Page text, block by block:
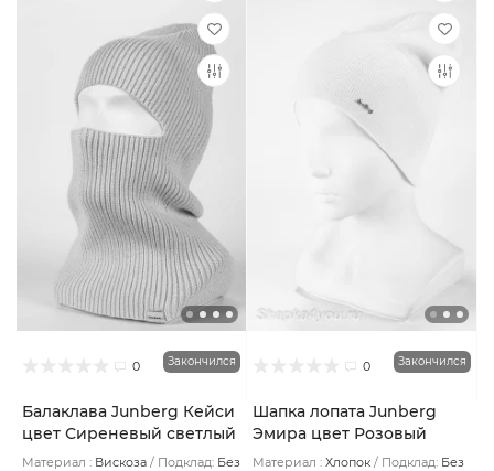
0 Закончился
Балаклава Junberg Кейси
цвет Сиреневый светлый
Материал : Вискоза Подклад: Без
0 Закончился
Шапка лопата Junberg
Эмира цвет Розовый
светлый
Материал : Хлопок Подклад: Без